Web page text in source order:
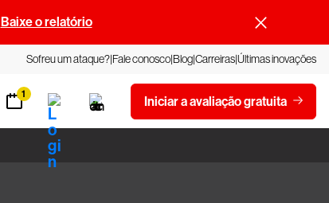
Baixe o relatório
Sofreu um ataque?Fale conoscoBlogCarreirasÚltimas inovações
1 Iniciar a avaliação gratuita